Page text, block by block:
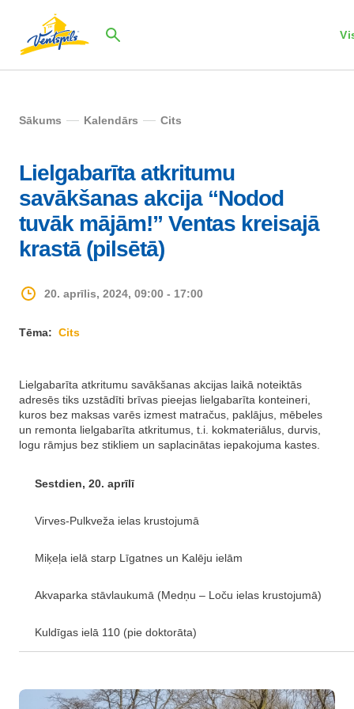
Sākums Kalendārs Cits
Lielgabarīta atkritumu
savākšanas akcija “Nodod
tuvāk mājām!” Ventas kreisajā
krastā (pilsētā)
20. aprīlis, 2024, 09:00 - 17:00
Tēma: Cits
Lielgabarīta atkritumu savākšanas akcijas laikā noteiktās
adresēs tiks uzstādīti brīvas pieejas lielgabarīta konteineri,
kuros bez maksas varēs izmest matračus, paklājus, mēbeles
un remonta lielgabarīta atkritumus, t.i. kokmateriālus, durvis,
logu rāmjus bez stikliem un saplacinātas iepakojuma kastes.
Sestdien, 20. aprīlī
Virves-Pulkveža ielas krustojumā
Miķeļa ielā starp Līgatnes un Kalēju ielām
Akvaparka stāvlaukumā (Medņu – Loču ielas krustojumā)
Kuldīgas ielā 110 (pie doktorāta)